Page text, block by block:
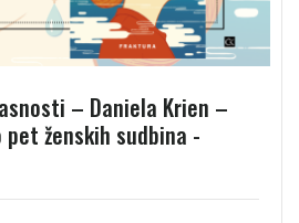
– Daniela Krien –
ženskih sudbina -